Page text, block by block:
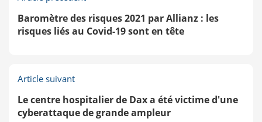
Baromètre des risques 2021 par Allianz : les
risques liés au Covid-19 sont en tête
Article suivant
Le centre hospitalier de Dax a été victime d'une
cyberattaque de grande ampleur